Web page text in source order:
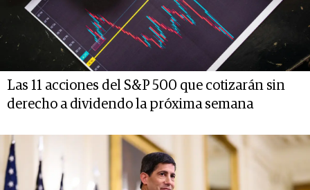
Las 11 acciones del S&P 500 que cotizarán sin
derecho a dividendo la próxima semana